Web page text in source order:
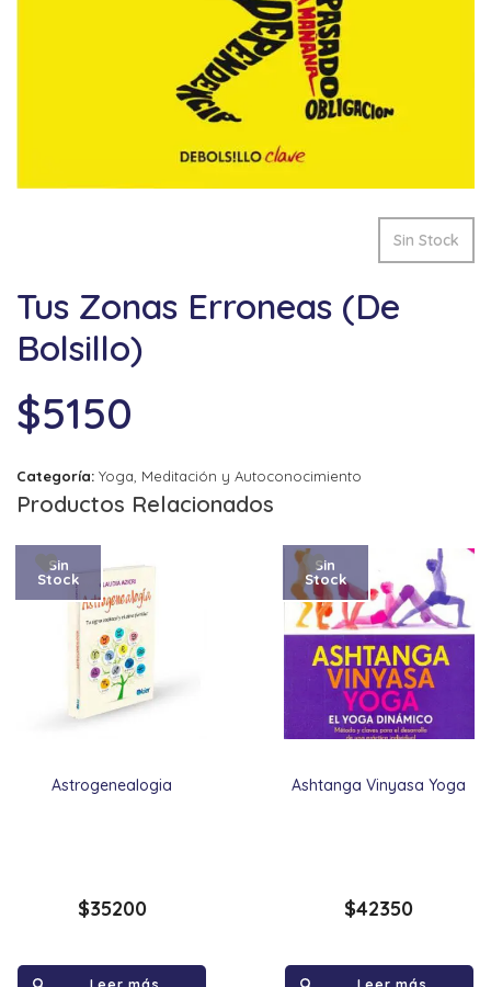
Sin Stock
Tus Zonas Erroneas (De
Bolsillo)
$5150
Categoría: Yoga, Meditación y Autoconocimiento
Productos Relacionados
Astrogenealogia
Sin
Stock
$35200
Ashtanga Vinyasa Yoga
Sin
Stock
$42350